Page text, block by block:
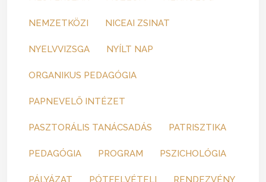
NEMZETKÖZI NICEAI ZSINAT
NYELVVIZSGA NYÍLT NAP
ORGANIKUS PEDAGÓGIA
PAPNEVELŐ INTÉZET
PASZTORÁLIS TANÁCSADÁS PATRISZTIKA
PEDAGÓGIA PROGRAM PSZICHOLÓGIA
PÁLYÁZAT PÓTFELVÉTELI RENDEZVÉNY